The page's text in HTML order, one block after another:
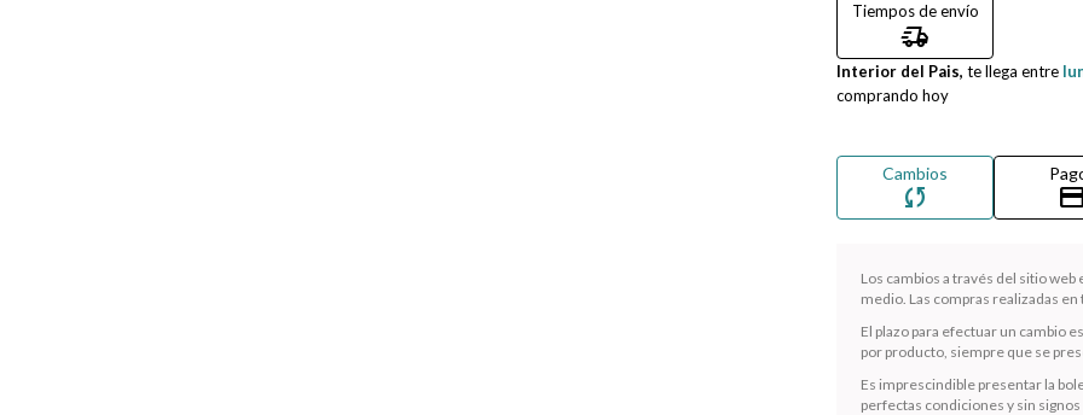
Tiempos de envío
delivery_truck_speed
Interior del Pais, te llega entre
comprando hoy
Cambios
sync credit_card
Los cambios a través del sitio
medio. Las compras realizadas
El plazo para efectuar un cambio
por producto, siempre que se
Es imprescindible presentar la
perfectas condiciones y sin